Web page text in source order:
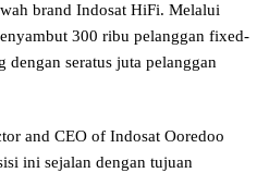
brand Indosat HiFi. Melalui
300 ribu pelanggan fixed-
dengan seratus juta pelanggan
and CEO of Indosat Ooredoo
ini sejalan dengan tujuan